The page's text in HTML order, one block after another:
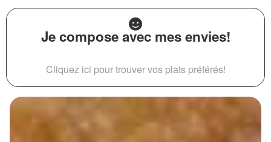
Je compose avec mes envies!
Cliquez ici pour trouver vos plats préférés!